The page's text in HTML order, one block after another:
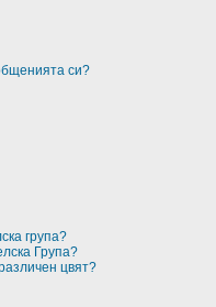
си?
група?
Група?
цвят?